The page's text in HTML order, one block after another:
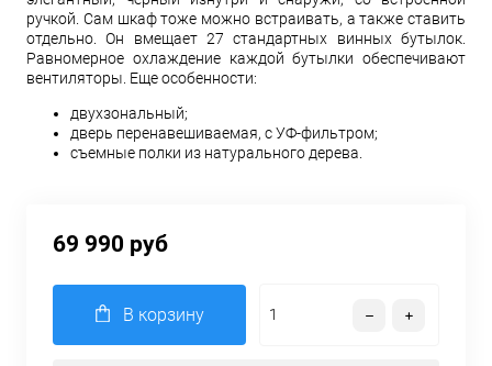
ручкой. Сам шкаф тоже можно встраивать, а также ставить
отдельно. Он вмещает 27 стандартных винных бутылок.
Равномерное охлаждение каждой бутылки обеспечивают
вентиляторы. Еще особенности:
двухзональный;
дверь перенавешиваемая, с УФ-фильтром;
съемные полки из натурального дерева.
69 990 руб
В корзину